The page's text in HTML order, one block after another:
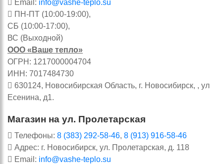
Email: info@vashe-teplo.su
ПН-ПТ (10:00-19:00),
СБ (10:00-17:00),
ВС (Выходной)
ООО «Ваше тепло»
ОГРН: 1217000004704
ИНН: 7017484730
630124, Новосибирская Область, г. Новосибирск, , ул
Есенина, д1.
Магазин на ул. Пролетарская
Телефоны: 8 (383) 292-58-46, 8 (913) 916-58-46
Адрес: г. Новосибирск, ул. Пролетарская, д. 118
Email: info@vashe-teplo.su